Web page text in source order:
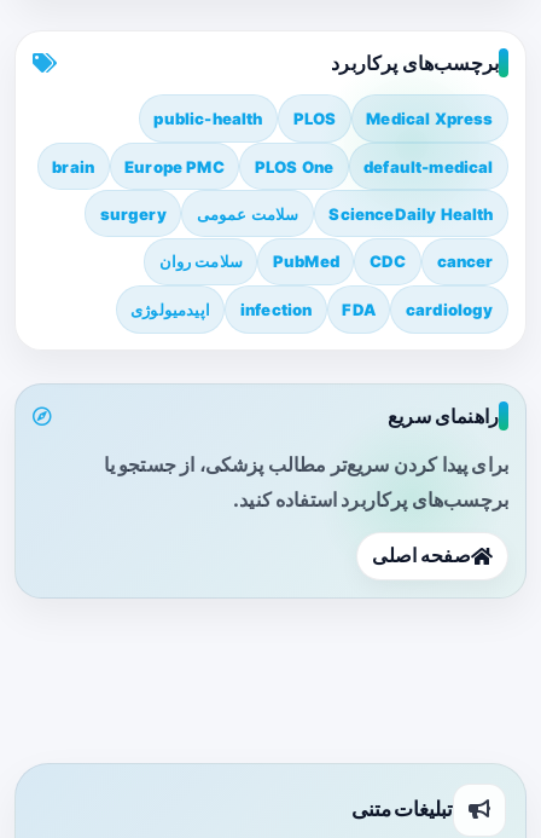
برچسب‌های پرکاربرد
Medical Xpress
PLOS
public-health
default-medical
PLOS One
Europe PMC
brain
ScienceDaily Health سلامت عمومی surgery
cancer
CDC
PubMed سلامت روان
cardiology
FDA
infection اپیدمیولوژی
راهنمای سریع
برای پیدا کردن سریع‌تر مطالب پزشکی، از جستجو یا
برچسب‌های پرکاربرد استفاده کنید.
صفحه اصلی
تبلیغات متنی